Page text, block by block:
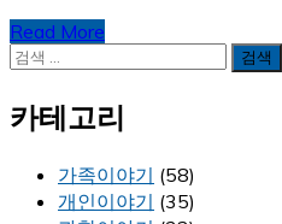
Read More
검
카테고리
가족이야기 (58)
개인이야기 (35)